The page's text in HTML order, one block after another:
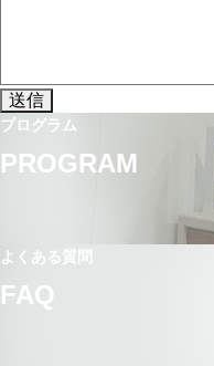
プログラム
PROGRAM
よくある質問
FAQ